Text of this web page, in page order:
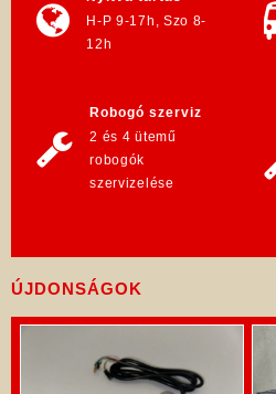
H-P 9-17h, Szo 8-
12h
Robogó szerviz
2 és 4 ütemű
robogók
szervizelése
ÚJDONSÁGOK